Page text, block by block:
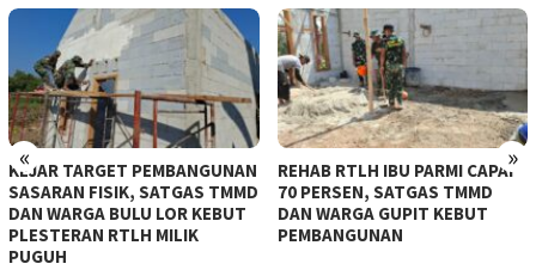
« »
KEJAR TARGET PEMBANGUNAN
SASARAN FISIK, SATGAS TMMD
DAN WARGA BULU LOR KEBUT
PLESTERAN RTLH MILIK
PUGUH
REHAB RTLH IBU PARMI CAPAI
70 PERSEN, SATGAS TMMD
DAN WARGA GUPIT KEBUT
PEMBANGUNAN